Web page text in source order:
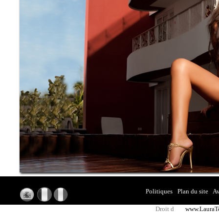
Politiques· Plan du site·
Droit d